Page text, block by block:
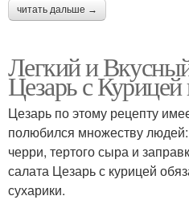
читать дальше →
Легкий и
Цезарь с
Цезарь по этому рецепту
полюбился множеству
черри, тертого сыра и
салата Цезарь с курицей
сухарики.